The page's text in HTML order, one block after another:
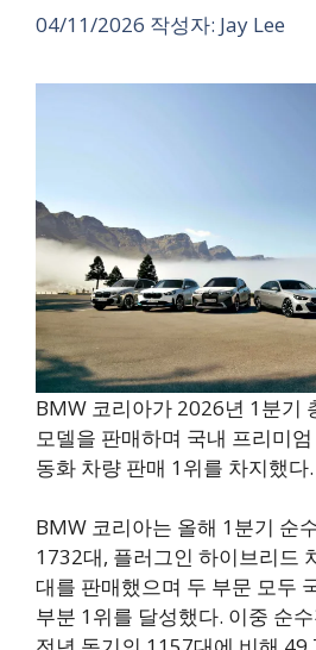
04/11/2026 작성자: Jay Lee
BMW 코리아가 2026년 1분기
모델을 판매하며 국내 프리미
동화 차량 판매 1위를 차지했다.
BMW 코리아는 올해 1분기 순
1732대, 플러그인 하이브리드
대를 판매했으며 두 부문 모두
부분 1위를 달성했다. 이중 순